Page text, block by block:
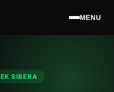
MENU
SIBERA